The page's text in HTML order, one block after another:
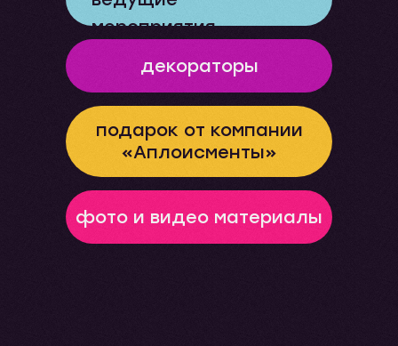
мероприятия
декораторы
фото и видео материалы
подарок от компании
«Аплоисменты»